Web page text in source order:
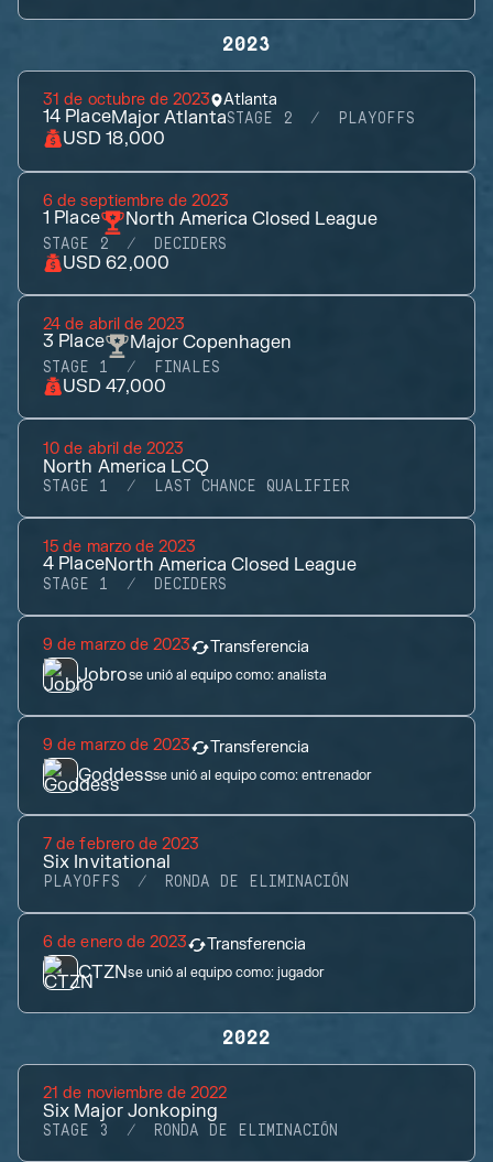
2023
31 de octubre de 2023 Atlanta
14 PlaceMajor AtlantaSTAGE 2 PLAYOFFS
USD 18,000
6 de septiembre de 2023
1 Place North America Closed League
STAGE 2 DECIDERS
USD 62,000
24 de abril de 2023
3 Place Major Copenhagen
STAGE 1 FINALES
USD 47,000
10 de abril de 2023
North America LCQ
STAGE 1 LAST CHANCE QUALIFIER
15 de marzo de 2023
4 PlaceNorth America Closed League
STAGE 1 DECIDERS
9 de marzo de 2023 Transferencia
Jobrose unió al equipo como:analista
9 de marzo de 2023 Transferencia
Goddessse unió al equipo como:entrenador
7 de febrero de 2023
Six Invitational
PLAYOFFS RONDA DE ELIMINACIÓN
6 de enero de 2023 Transferencia
CTZNse unió al equipo como:jugador
2022
21 de noviembre de 2022
Six Major Jonkoping
STAGE 3 RONDA DE ELIMINACIÓN